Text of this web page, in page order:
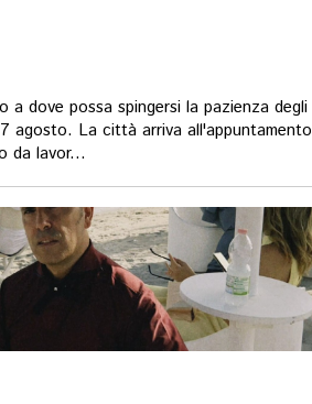
dove possa spingersi la pazienza degli
agosto. La città arriva all'appuntamento
da lavor...